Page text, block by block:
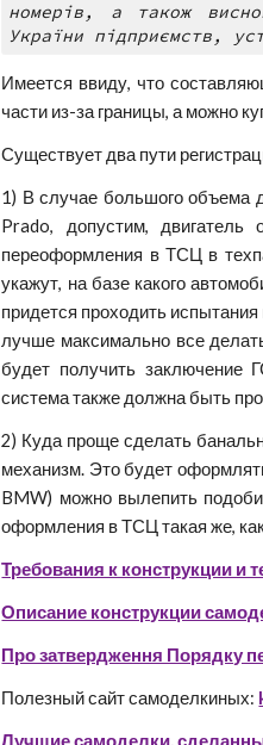
номерів, а також
України підприємств,
Имеется ввиду, что
части из-за границы, а можно
Существует два пути
1) В случае большого объема
Prado, допустим, двигатель
переоформления в ТСЦ в
укажут, на базе какого
придется проходить
лучше максимально все
будет получить
система также должна быть
2) Куда проще сделать
механизм. Это будет
BMW) можно вылепить
оформления в ТСЦ такая же,
Требования к конструкции и
Описание конструкции
Про затвердження Порядку
Полезный сайт самоделкиных:
Лучшие самоделки,